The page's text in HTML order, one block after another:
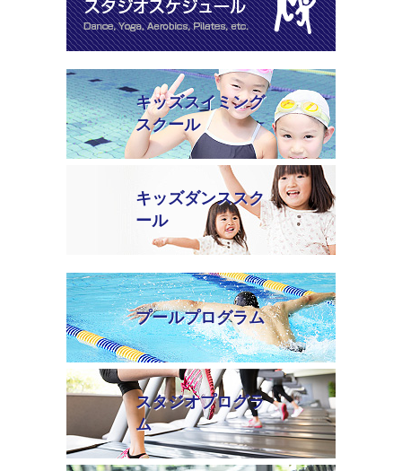
キッズスイミング
スクール
キッズダンススク
ール
プールプログラム
スタジオプログラ
ム